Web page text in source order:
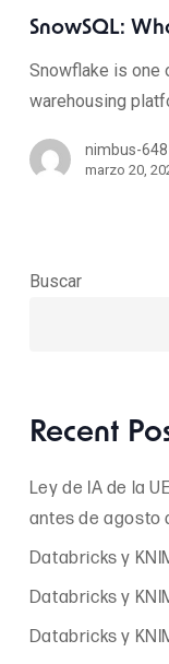
SnowSQL:
Snowflake is one
warehousing
nimbus-
marzo 20,
Buscar
Recent
Ley de IA de la
antes de agosto
Databricks y
Databricks y
Databricks y